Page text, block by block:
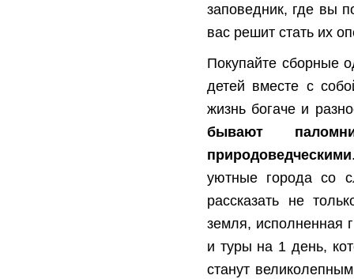
заповедник, где вы
вас решит стать их
Покупайте сборные
детей вместе с
жизнь богаче и
бывают
природоведческими
уютные города со
рассказать не
земля, исполненная
и туры на 1 день,
станут